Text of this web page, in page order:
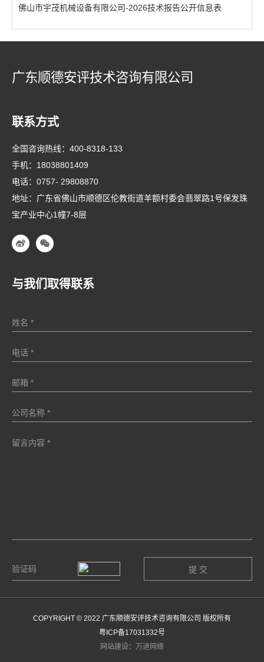
佛山市宇茂机械设备有限公司-2026技术报告公开信息表
广东顺德安评技术咨询有限公司
联系方式
全国咨询热线： 400-8318-133
手机： 18038801409
电话： 0757- 29808870
地址：广东省佛山市顺德区伦教街道羊额村委会翡翠路1号保发珠
宝产业中心1幢7-8层
与我们取得联系
COPYRIGHT © 2022 广东顺德安评技术咨询有限公司 版权所有
粤ICP备17031332号
网站建设：万迪网络